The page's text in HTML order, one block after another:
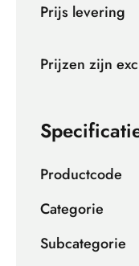
Prijs levering
Prijzen zijn
Productcode
Categorie
Subcategorie